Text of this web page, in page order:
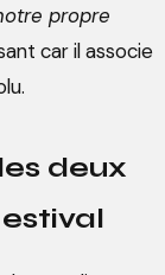
propre
car il associe
deux